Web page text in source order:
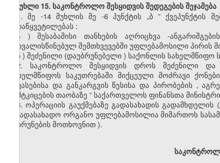
მუხლი 15. საკონტროლო შესყიდვის შედეგების შეჯამება
1.მე -14მუხლის მე -6პუნქტის „ბ ” ქვეპუნქტის
გადაწყვეტილებას :
ა )შესაბამისი თანხების აღრიცხვა -ანგარიშგების
გათვალისწინებულშემთხვევებში უფლებამოსილი პირის
ბ ) შეძენილი (დაუბრუნებელი ) საქონლის სახელმწიფო
2. საკონტროლო შესყიდვის დროს შეძენილი
და
სახელმწიფოს საკუთრებაში მიქცეული მოძრავი
შეფასებისა და განკარგვის წესისა და პირობების ,
დამტკიცების თაობაზე ” საქართველოს ფინანსთა
3.ოპერაციის გაუქმებაზე გადასახადის გადამხდელის (
საგადასახადო ორგანო უფლებამოსილია მიმართოს
დაბრუნების მოთხოვნით).